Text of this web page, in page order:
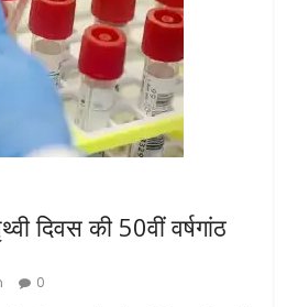
दिवस की 50वीं वर्षगांठ
0